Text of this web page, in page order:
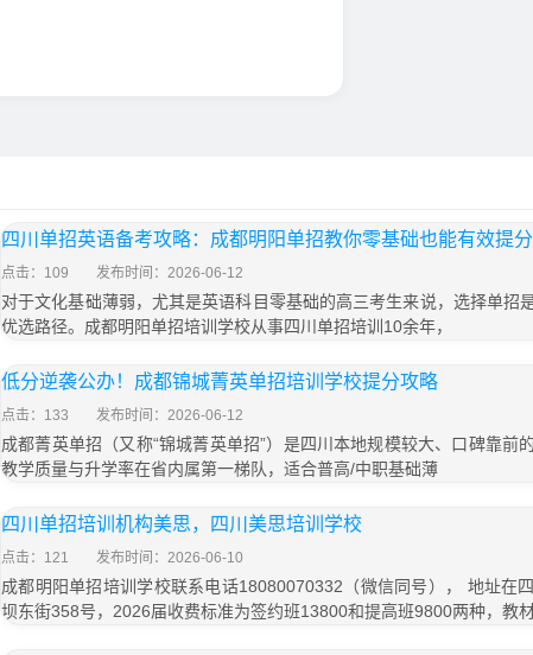
四川单招英语备考攻略：成都明阳单招教你零基础也能有效提分
点击：109 发布时间：2026-06-12
对于文化基础薄弱，尤其是英语科目零基础的高三考生来说，选择单招
优选路径。成都明阳单招培训学校从事四川单招培训10余年，
低分逆袭公办！成都锦城菁英单招培训学校提分攻略
点击：133 发布时间：2026-06-12
成都菁英单招（又称“锦城菁英单招”）是四川本地规模较大、口碑靠前
教学质量与升学率在省内属第一梯队，适合普高/中职基础薄
四川单招培训机构美思，四川美思培训学校
点击：121 发布时间：2026-06-10
成都明阳单招培训学校联系电话18080070332（微信同号）， 地址在
坝东街358号，2026届收费标准为签约班13800和提高班9800两种，教